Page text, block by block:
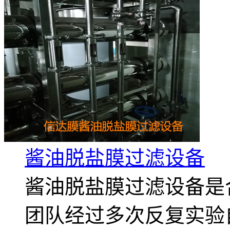
酱油脱盐膜过滤设备
酱油脱盐膜过滤设备
团队经过多次反复实